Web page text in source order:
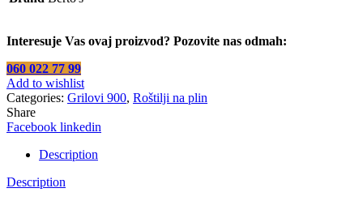
Interesuje Vas ovaj proizvod? Pozovite nas odmah:
060 022 77 99
Add to wishlist
Categories: Grilovi 900, Roštilji na plin
Share
Facebook linkedin
Description
Description